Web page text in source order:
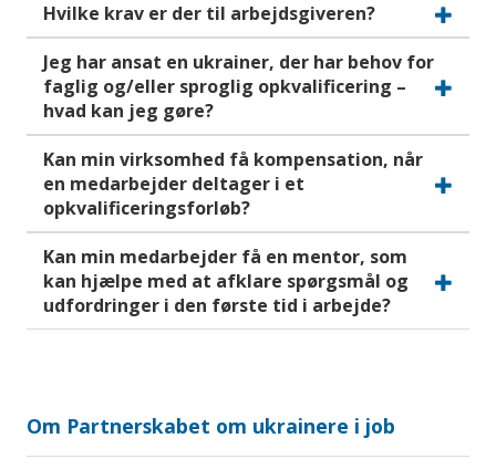
Hvilke krav er der til arbejdsgiveren?
Jeg har ansat en ukrainer, der har behov for
faglig og/eller sproglig opkvalificering –
hvad kan jeg gøre?
Kan min virksomhed få kompensation, når
en medarbejder deltager i et
opkvalificeringsforløb?
Kan min medarbejder få en mentor, som
kan hjælpe med at afklare spørgsmål og
udfordringer i den første tid i arbejde?
Om Partnerskabet om ukrainere i job